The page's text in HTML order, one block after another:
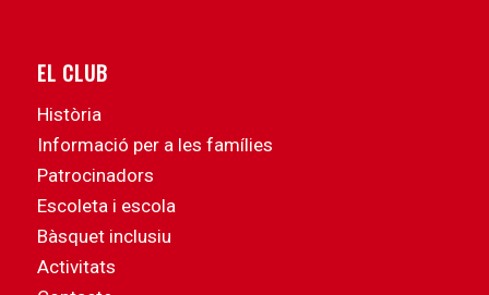
EL CLUB
Història
Informació per a les famílies
Patrocinadors
Escoleta i escola
Bàsquet inclusiu
Activitats